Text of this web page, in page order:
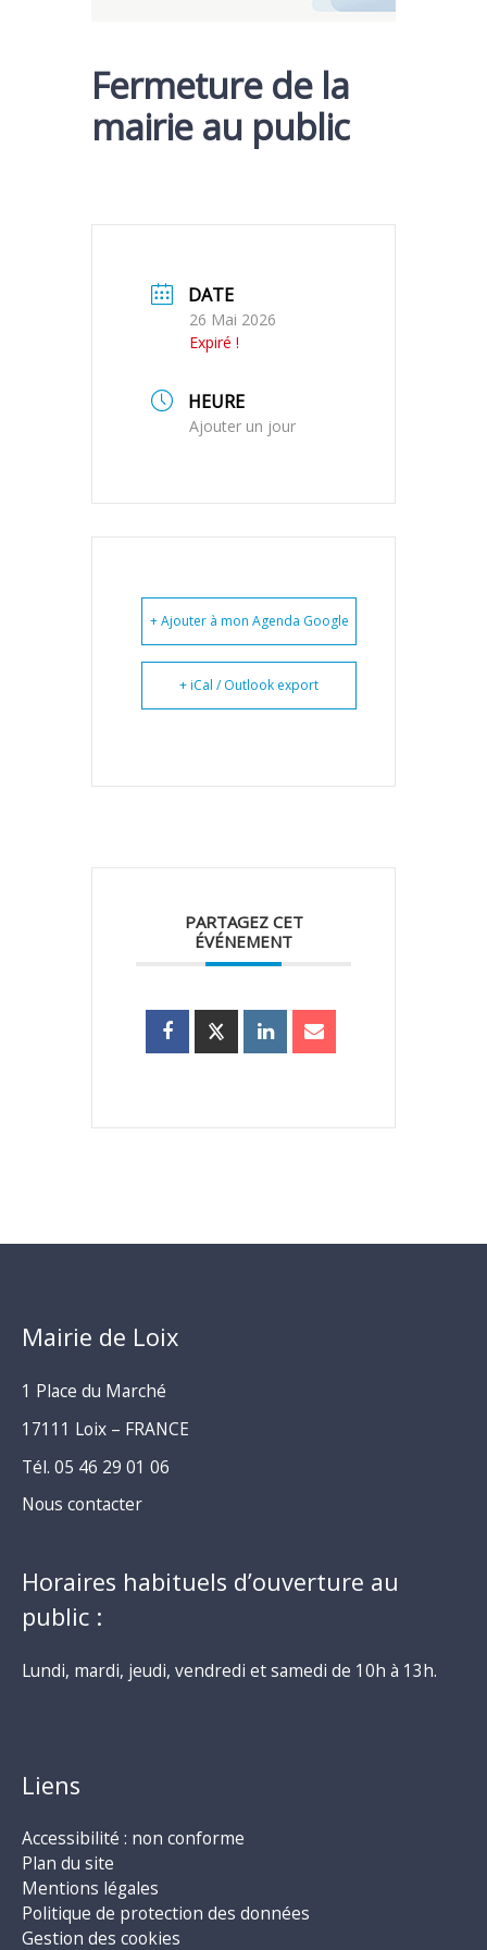
Fermeture de la
mairie au public
DATE
26 Mai 2026
Expiré !
HEURE
Ajouter un jour
+ Ajouter à mon Agenda Google
+ iCal / Outlook export
PARTAGEZ CET
ÉVÉNEMENT
Mairie de Loix
1 Place du Marché
17111 Loix – FRANCE
Tél. 05 46 29 01 06
Nous contacter
Horaires habituels d’ouverture au
public :
Lundi, mardi, jeudi, vendredi et samedi de 10h à 13h.
Liens
Accessibilité : non conforme
Plan du site
Mentions légales
Politique de protection des données
Gestion des cookies